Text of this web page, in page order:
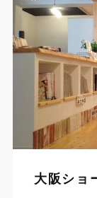
大阪ショ